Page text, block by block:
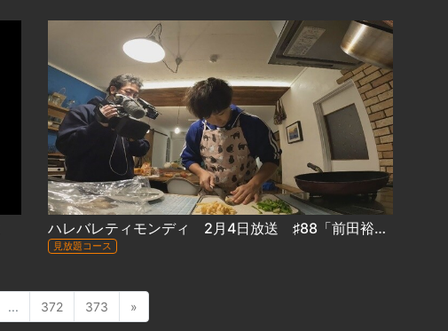
ハレバレティモンディ 2月4日放送 ♯88「前田裕太『冒険グルメ』苫小牧編」
見放題コース
... 372 373 »